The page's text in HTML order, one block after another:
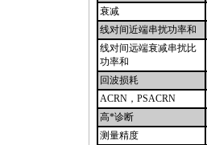
衰减
线对间近端串扰功率和
线对间远端衰减串扰比
功率和
回波损耗
ACRN，PSACRN
高*诊断
测量精度